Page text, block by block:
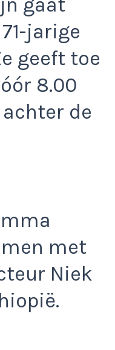
jarige
geeft toe
8.00
de
met
Niek